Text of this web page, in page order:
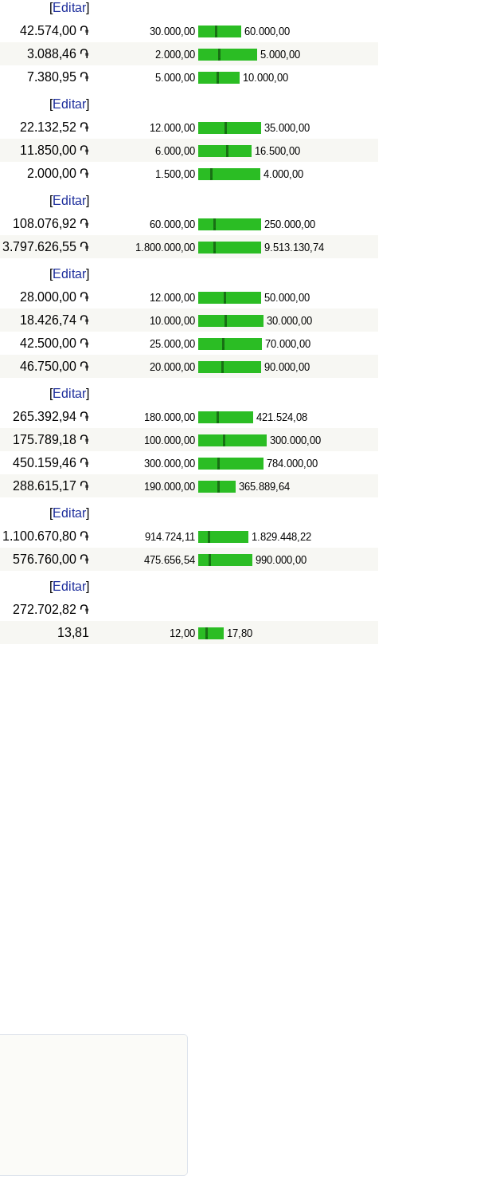
[Editar]
42.574,00 ֏ 30.000,00 - 60.000,00
3.088,46 ֏ 2.000,00 - 5.000,00
7.380,95 ֏ 5.000,00 - 10.000,00
[Editar]
22.132,52 ֏ 12.000,00 - 35.000,00
11.850,00 ֏ 6.000,00 - 16.500,00
2.000,00 ֏ 1.500,00 - 4.000,00
[Editar]
108.076,92 ֏ 60.000,00 - 250.000,00
3.797.626,55 ֏ 1.800.000,00 - 9.513.130,74
[Editar]
28.000,00 ֏ 12.000,00 - 50.000,00
18.426,74 ֏ 10.000,00 - 30.000,00
42.500,00 ֏ 25.000,00 - 70.000,00
46.750,00 ֏ 20.000,00 - 90.000,00
[Editar]
265.392,94 ֏ 180.000,00 - 421.524,08
175.789,18 ֏ 100.000,00 - 300.000,00
450.159,46 ֏ 300.000,00 - 784.000,00
288.615,17 ֏ 190.000,00 - 365.889,64
[Editar]
1.100.670,80 ֏ 914.724,11 - 1.829.448,22
576.760,00 ֏ 475.656,54 - 990.000,00
[Editar]
272.702,82 ֏
13,81 12,00 - 17,80